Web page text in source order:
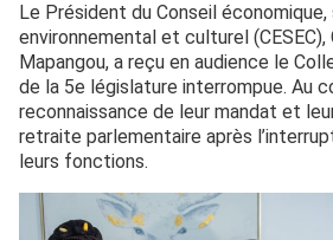
Le Président du Conseil économique,
environnemental et culturel (CESEC),
Mapangou, a reçu en audience le
de la 5e législature interrompue. Au
reconnaissance de leur mandat et
retraite parlementaire après
leurs fonctions.